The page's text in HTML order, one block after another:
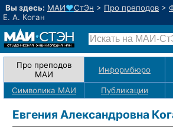
Вы здесь: МАИ♥СтЭн > Про преподов >
Е. А. Коган
Про преподов
МАИ
Информбюро
Символика МАИ Публикации
Евгения Александровна